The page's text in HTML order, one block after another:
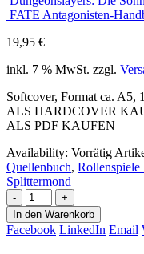
FATE Antagonisten-
19,95 €
inkl. 7 % MwSt. zzgl.
Softcover, Format ca. A5,
ALS HARDCOVER
ALS PDF KAUFEN
Availability: Vorrätig
Quellenbuch,
Splittermond
-
+
In den Warenkorb
Facebook LinkedIn Email